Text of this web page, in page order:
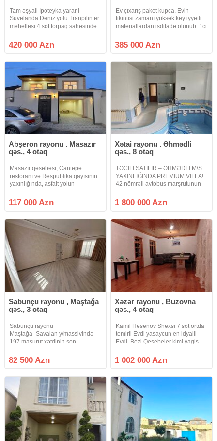
Tam əşyali Ipoteyka yararli
Suvelanda Deniz yolu Tranpilinler
mehellesi 4 sot torpaq sahəsində
sahəsi - 4 sot Evin sahəsi - 140 m²
3 Yataq otaqı ■ Geniş zal Mətbəx
420 000 Azn
Ev çıxarış paket kupça. Evin
tikintisi zamanı yüksək keyfiyyətli
materiallardan isdifadə olunub. 1ci
otaq və 1 mətbəx. Keyfiyyətli
qapılar və rus istehsalı parket. Çöl
385 000 Azn
Abşeron rayonu , Masazır
qəs., 4 otaq
Masazır qəsəbəsi, Cantəpə
restoranı və Respublika qayısının
yaxınlığında, asfalt yolun
yaxınlığında, 20 yanvardan gedən
142 n-li marşrut yolunun 100
117 000 Azn
Xətai rayonu , Əhmədli
qəs., 8 otaq
TƏCİLİ SATILIR – ƏHMƏDLİ M\S
YAXINLIĞINDA PREMİUM VİLLA!
42 nömrəli avtobus marşrutunun
sahəsində inşa olunmuş 3
mərtəbəli möhtəşəm villa
Sənəd: Kupça
1 800 000 Azn
Sabunçu rayonu , Maştağa
qəs., 3 otaq
Sabunçu rayonu
Maştağa_Savalan y/massivində
197 maşurut xətdinin son
sahəsi üzrərində ümümi tikili
sahəsi 80 kv/m olan 3 otaq,
həyət evi satılır. Evin istilik
82 500 Azn
Xəzər rayonu , Buzovna
qəs., 4 otaq
Kamil Hesenov Shexsi 7 sot ortda
temirli Evdi yasaycun en idyaili
Evdi. Bezi Qesebeler kimi yagis
havasi ekincun yasayiscun en
elverilsli yerdi bilen bilir Deqiq
1 002 000 Azn